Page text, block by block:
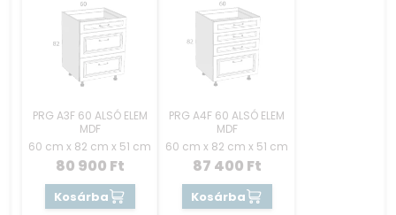
PRG A3F 60 ALSÓ ELEM
MDF
60 cm x 82 cm x 51 cm
80 900 Ft
Kosárba
PRG A4F 60 ALSÓ ELEM
MDF
60 cm x 82 cm x 51 cm
87 400 Ft
Kosárba